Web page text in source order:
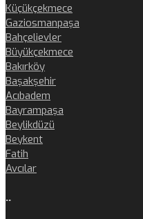
Küçükçekmece
Gaziosmanpaşa
Bahçelievler
Büyükçekmece
Bakırköy
Başakşehir
Acıbadem
Bayrampaşa
Beylikdüzü
Beykent
Fatih
Avcılar
..